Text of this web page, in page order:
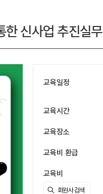
한 신사업 추진실무
교육일정
교육시간
교육장소
교육비 환급
교육비